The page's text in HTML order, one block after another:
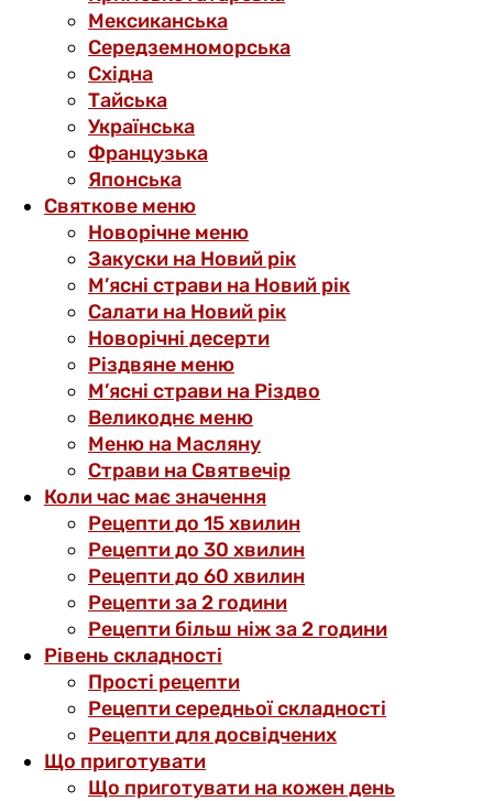
Мексиканська
Середземноморська
Східна
Тайська
Українська
Французька
Японська
Святкове меню
Новорічне меню
Закуски на Новий рік
М’ясні страви на Новий рік
Салати на Новий рік
Новорічні десерти
Різдвяне меню
М’ясні страви на Різдво
Великоднє меню
Меню на Масляну
Страви на Святвечір
Коли час має значення
Рецепти до 15 хвилин
Рецепти до 30 хвилин
Рецепти до 60 хвилин
Рецепти за 2 години
Рецепти більш ніж за 2 години
Рівень складності
Прості рецепти
Рецепти середньої складності
Рецепти для досвідчених
Що приготувати
Що приготувати на кожен день